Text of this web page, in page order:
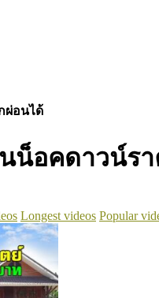
ผ่อนได้
น็อคดาวน์ร
Longest videos Popular